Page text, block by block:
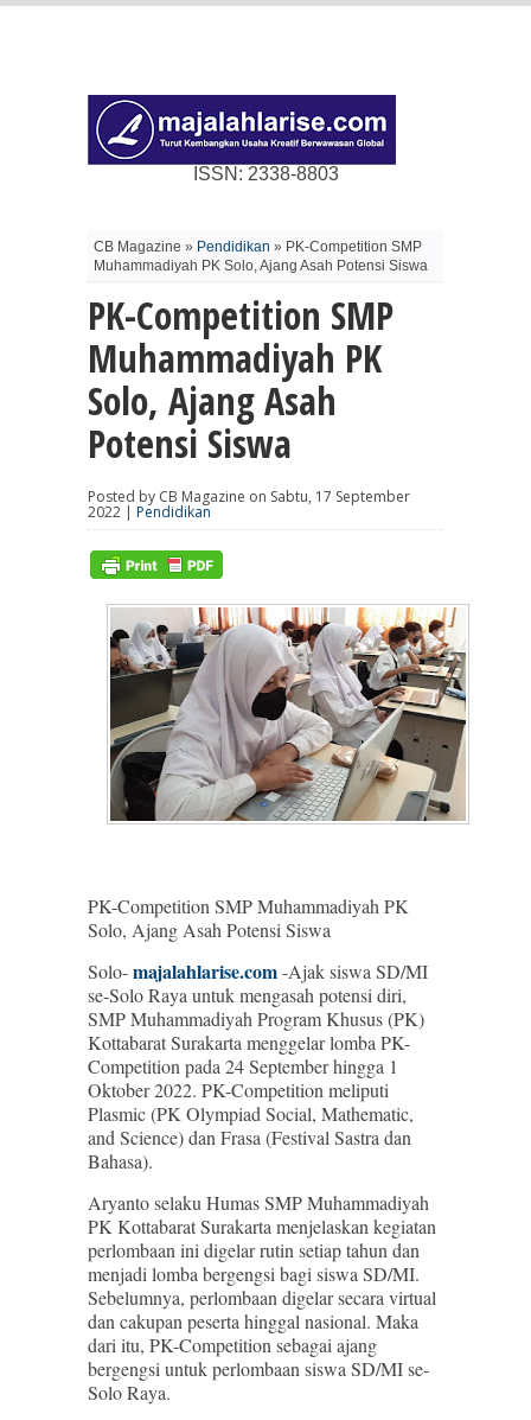
ISSN: 2338-8803
CB Magazine » Pendidikan » PK-Competition SMP
Muhammadiyah PK Solo, Ajang Asah Potensi Siswa
PK-Competition SMP
Muhammadiyah PK
Solo, Ajang Asah
Potensi Siswa
Posted by CB Magazine on Sabtu, 17 September
2022 | Pendidikan
PK-Competition SMP Muhammadiyah PK
Solo, Ajang Asah Potensi Siswa
Solo-majalahlarise.com-Ajak siswa SD/MI
se-Solo Raya untuk mengasah potensi diri,
SMP Muhammadiyah Program Khusus (PK)
Kottabarat Surakarta menggelar lomba PK-
Competition pada 24 September hingga 1
Oktober 2022. PK-Competition meliputi
Plasmic (PK Olympiad Social, Mathematic,
and Science) dan Frasa (Festival Sastra dan
Bahasa).
Aryanto selaku Humas SMP Muhammadiyah
PK Kottabarat Surakarta menjelaskan kegiatan
perlombaan ini digelar rutin setiap tahun dan
menjadi lomba bergengsi bagi siswa SD/MI.
Sebelumnya, perlombaan digelar secara virtual
dan cakupan peserta hinggal nasional. Maka
dari itu, PK-Competition sebagai ajang
bergengsi untuk perlombaan siswa SD/MI se-
Solo Raya.